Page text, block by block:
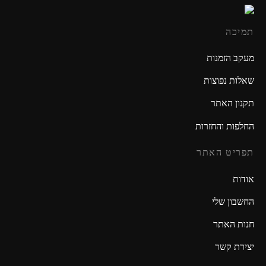
תמיכה
מעקב הזמנות
שאלות נפוצות
תקנון האתר
החלפות והחזרות
תפריט האתר
אודות
החשבון שלי
חנות האתר
יצירת קשר